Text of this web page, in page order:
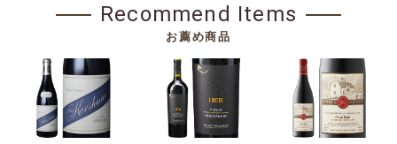
Recommend Items
お薦め商品